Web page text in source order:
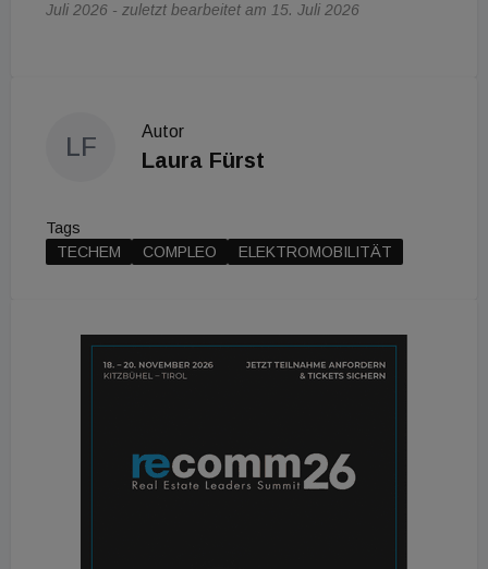
Juli 2026 - zuletzt bearbeitet am 15. Juli 2026
LF
Autor
Laura Fürst
Tags
TECHEM
COMPLEO ELEKTROMOBILITÄT